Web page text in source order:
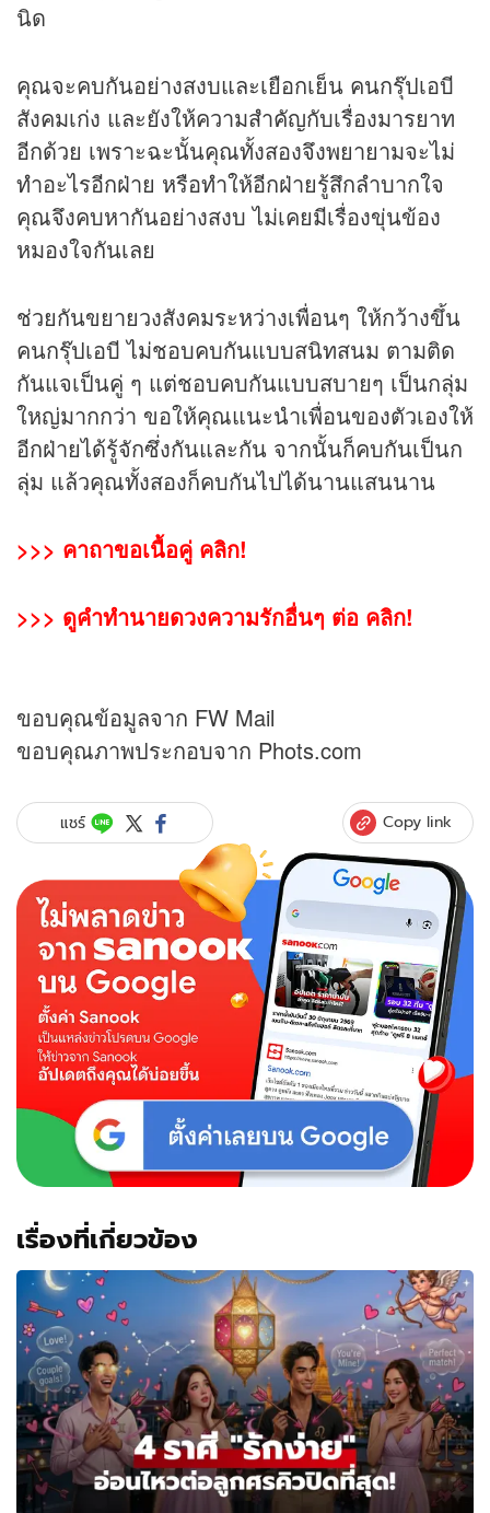
นิด
คุณจะคบกันอย่างสงบและเยือกเย็น คนกรุ๊ปเอบี
สังคมเก่ง และยังให้ความสำคัญกับเรื่องมารยาท
อีกด้วย เพราะฉะนั้นคุณทั้งสองจึงพยายามจะไม่
ทำอะไรอีกฝ่าย หรือทำให้อีกฝ่ายรู้สึกลำบากใจ
คุณจึงคบหากันอย่างสงบ ไม่เคยมีเรื่องขุ่นข้อง
หมองใจกันเลย
ช่วยกันขยายวงสังคมระหว่างเพื่อนๆ ให้กว้างขึ้น
คนกรุ๊ปเอบี ไม่ชอบคบกันแบบสนิทสนม ตามติด
กันแจเป็นคู่ ๆ แต่ชอบคบกันแบบสบายๆ เป็นกลุ่ม
ใหญ่มากกว่า ขอให้คุณแนะนำเพื่อนของตัวเองให้
อีกฝ่ายได้รู้จักซึ่งกันและกัน จากนั้นก็คบกันเป็นก
ลุ่ม แล้วคุณทั้งสองก็คบกันไปได้นานแสนนาน
>>> คาถาขอเนื้อคู่ คลิก!
>>> ดูคำทำนายดวงความรักอื่นๆ ต่อ คลิก!
ขอบคุณข้อมูลจาก FW Mail
ขอบคุณภาพประกอบจาก Phots.com
แชร์ Copy link
เรื่องที่เกี่ยวข้อง